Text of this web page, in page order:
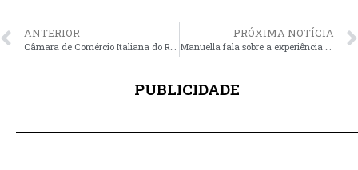
ANTERIOR
Câmara de Comércio Italiana do RS retoma atividades com foco em novos negócios e promoção da cultura ítalo-riograndense
PRÓXIMA NOTÍCIA
Manuella fala sobre a experiência de ter sido a Rainha do Arroz
PUBLICIDADE